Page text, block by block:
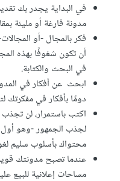
في البداية يجدر بك
مدونة فارغة أو مليئة
فكر بالمجال -أو
أن تكون شغوفًا بهذه
في البحث والكتابة.
ابحث عن أفكار في
دومًا بأفكار في مفكرتك
اكتب باستمرار، لن تجذب
لجذب الجمهور -وهو أول
محتواك بأسلوب سليم
عندما تصبح مدونتك
مساحات إعلانية للبيع